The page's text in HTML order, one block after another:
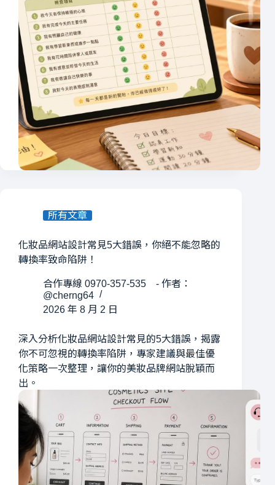
所有文章
化妝品網站設計常見5大錯誤，你絕不能忽略的
轉換率致命陷阱！
合作專線 0970-357-535 - 作者：
@cherng64
2026 年 8 月 2 日
深入分析化妝品網站設計常見的5大錯誤，揭露
你不可忽視的轉換率陷阱，專家建議與最佳優
化策略一次整理，讓你的美妝品牌網站脫穎而
出。